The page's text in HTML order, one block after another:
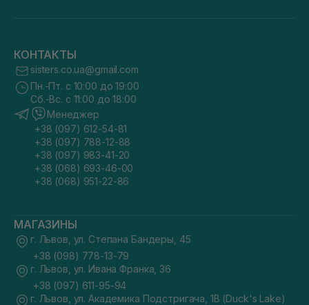
КОНТАКТЫ
sisters.co.ua@gmail.com
Пн.-Пт. с 10:00 до 19:00
Сб.-Вс. с 11:00 до 18:00
Менеджер
+38 (097) 612-54-81
+38 (097) 788-12-88
+38 (097) 983-41-20
+38 (068) 693-46-00
+38 (068) 951-22-86
МАГАЗИНЫ
г. Львов, ул. Степана Бандеры, 45
+38 (098) 778-13-79
г. Львов, ул. Ивана Франка, 36
+38 (097) 611-95-94
г. Львов, ул. Академика Подстригача, 1В (Duck's Lake)